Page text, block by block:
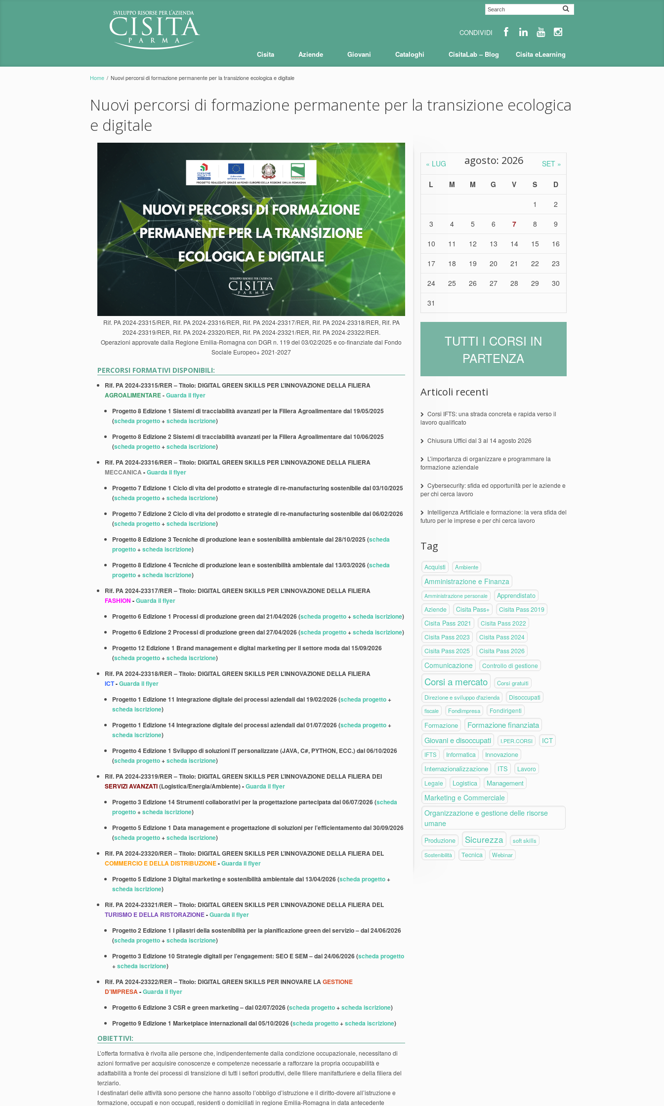
Cisita Aziende Giovani Cataloghi CisitaLab – Blog Cisita eLearning
Home / Nuovi percorsi di formazione permanente per la transizione ecologica e digitale
Nuovi percorsi di formazione permanente per la transizione ecologica
e digitale
Rif. PA 2024-23315/RER, Rif. PA 2024-23316/RER, Rif. PA 2024-23317/RER, Rif. PA 2024-23318/RER, Rif. PA
2024-23319/RER, Rif. PA 2024-23320/RER, Rif. PA 2024-23321/RER, Rif. PA 2024-23322/RER.
Operazioni approvate dalla Regione Emilia-Romagna con DGR n. 119 del 03/02/2025 e co-finanziate dal Fondo
Sociale Europeo+ 2021-2027
PERCORSI FORMATIVI DISPONIBILI:
Rif. PA 2024-23315/RER – Titolo: DIGITAL GREEN SKILLS PER L’INNOVAZIONE DELLA FILIERA
AGROALIMENTARE-Guarda il flyer
Progetto 8 Edizione 1 Sistemi di tracciabilità avanzati per la Filiera Agroalimentare dal 19/05/2025
(scheda progetto+scheda iscrizione)
Progetto 8 Edizione 2 Sistemi di tracciabilità avanzati per la Filiera Agroalimentare dal 10/06/2025
(scheda progetto+scheda iscrizione)
Rif. PA 2024-23316/RER – Titolo: DIGITAL GREEN SKILLS PER L’INNOVAZIONE DELLA FILIERA
MECCANICA-Guarda il flyer
Progetto 7 Edizione 1 Ciclo di vita del prodotto e strategie di re-manufacturing sostenibile dal 03/10/2025
(scheda progetto+scheda iscrizione)
Progetto 7 Edizione 2 Ciclo di vita del prodotto e strategie di re-manufacturing sostenibile dal 06/02/2026
(scheda progetto+scheda iscrizione)
Progetto 8 Edizione 3 Tecniche di produzione lean e sostenibilità ambientale dal 28/10/2025 (scheda
progetto+scheda iscrizione)
Progetto 8 Edizione 4 Tecniche di produzione lean e sostenibilità ambientale dal 13/03/2026 (scheda
progetto+scheda iscrizione)
Rif. PA 2024-23317/RER – Titolo: DIGITAL GREEN SKILLS PER L’INNOVAZIONE DELLA FILIERA
FASHION -Guarda il flyer
Progetto 6 Edizione 1 Processi di produzione green dal 21/04/2026(scheda progetto+scheda iscrizione)
Progetto 6 Edizione 2 Processi di produzione green dal 27/04/2026(scheda progetto+scheda iscrizione)
Progetto 12 Edizione 1 Brand management e digital marketing per il settore moda dal 15/09/2026
(scheda progetto+scheda iscrizione)
Rif. PA 2024-23318/RER – Titolo: DIGITAL GREEN SKILLS PER L’INNOVAZIONE DELLA FILIERA
ICT-Guarda il flyer
Progetto 1 Edizione 11 Integrazione digitale dei processi aziendali dal 19/02/2026 (scheda progetto+
scheda iscrizione)
Progetto 1 Edizione 14 Integrazione digitale dei processi aziendali dal 01/07/2026 (scheda progetto+
scheda iscrizione)
Progetto 4 Edizione 1 Sviluppo di soluzioni IT personalizzate (JAVA, C#, PYTHON, ECC.) dal 06/10/2026
(scheda progetto+scheda iscrizione)
Rif. PA 2024-23319/RER – Titolo: DIGITAL GREEN SKILLS PER L’INNOVAZIONE DELLA FILIERA DEI
SERVIZI AVANZATI(Logistica/Energia/Ambiente)-Guarda il flyer
Progetto 3 Edizione 14 Strumenti collaborativi per la progettazione partecipata dal 06/07/2026 (scheda
progetto+scheda iscrizione)
Progetto 5 Edizione 1 Data management e progettazione di soluzioni per l’efficientamento dal 30/09/2026
(scheda progetto+scheda iscrizione)
Rif. PA 2024-23320/RER – Titolo: DIGITAL GREEN SKILLS PER L’INNOVAZIONE DELLA FILIERA DEL
COMMERCIO E DELLA DISTRIBUZIONE-Guarda il flyer
Progetto 5 Edizione 3 Digital marketing e sostenibilità ambientale dal 13/04/2026 (scheda progetto+
scheda iscrizione)
Rif. PA 2024-23321/RER – Titolo: DIGITAL GREEN SKILLS PER L’INNOVAZIONE DELLA FILIERA DEL
TURISMO E DELLA RISTORAZIONE-Guarda il flyer
Progetto 2 Edizione 1 I pilastri della sostenibilità per la pianificazione green del servizio – dal 24/06/2026
(scheda progetto+scheda iscrizione)
Progetto 3 Edizione 10 Strategie digitali per l’engagement: SEO E SEM – dal 24/06/2026 (scheda progetto
+scheda iscrizione)
Rif. PA 2024-23322/RER – Titolo: DIGITAL GREEN SKILLS PER INNOVARE LAGESTIONE
D’IMPRESA-Guarda il flyer
Progetto 6 Edizione 3 CSR e green marketing – dal 02/07/2026 (scheda progetto+scheda iscrizione)
Progetto 9 Edizione 1 Marketplace internazionali dal 05/10/2026 (scheda progetto+scheda iscrizione)
OBIETTIVI:
L’offerta formativa è rivolta alle persone che, indipendentemente dalla condizione occupazionale, necessitano di
azioni formative per acquisire conoscenze e competenze necessarie a rafforzare la propria occupabilità e
adattabilità a fronte dei processi di transizione di tutti i settori produttivi, delle filiere manifatturiere e della filiera del
terziario.
I destinatari delle attività sono persone che hanno assolto l’obbligo d’istruzione e il diritto-dovere all’istruzione e
formazione, occupati e non occupati, residenti o domiciliati in regione Emilia-Romagna in data antecedente
« LUG SET »
agosto: 2026
L M M G V S
D
1
2
3
4 5 6 7 8
9
10
11 12 13 14 15
16
17
18 19 20 21 22
23
24
25 26 27 28 29
30
31
TUTTI I CORSI IN
PARTENZA
Articoli recenti
Corsi IFTS: una strada concreta e rapida verso il
lavoro qualificato
Chiusura Uffici dal 3 al 14 agosto 2026
L’importanza di organizzare e programmare la
formazione aziendale
Cybersecurity: sfida ed opportunità per le aziende e
per chi cerca lavoro
Intelligenza Artificiale e formazione: la vera sfida del
futuro per le imprese e per chi cerca lavoro
Tag
Acquisti Ambiente
Amministrazione e Finanza
Amministrazione personale
Apprendistato
Aziende
Cisita Pass+
Cisita Pass 2019
Cisita Pass 2021
Cisita Pass 2022
Cisita Pass 2023 Cisita Pass 2024
Cisita Pass 2025 Cisita Pass 2026
Comunicazione Controllo di gestione
Corsi a mercato
Corsi gratuiti
Direzione e sviluppo d'azienda
Disoccupati
fiscale Fondimpresa Fondirigenti
Formazione
Formazione finanziata
Giovani e disoccupati
I.PER.CORSI ICT
IFTS Informatica Innovazione
Internazionalizzazione ITS
Lavoro
Legale
Logistica Management
Marketing e Commerciale
Organizzazione e gestione delle risorse
umane
Produzione Sicurezza soft skills
Sostenibilità Tecnica Webinar